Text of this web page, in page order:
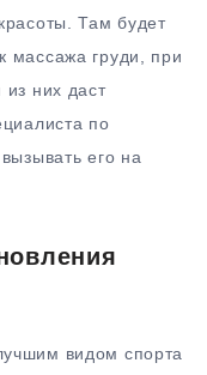
Там будет
массажа груди, при
из них даст
по
его на
видом спорта